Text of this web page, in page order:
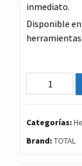
inmediato.
Disponible en
Rotomartillo
Inalámbrico
SDS
Plus
2.0J
Categorías:
Brand: TOTAL